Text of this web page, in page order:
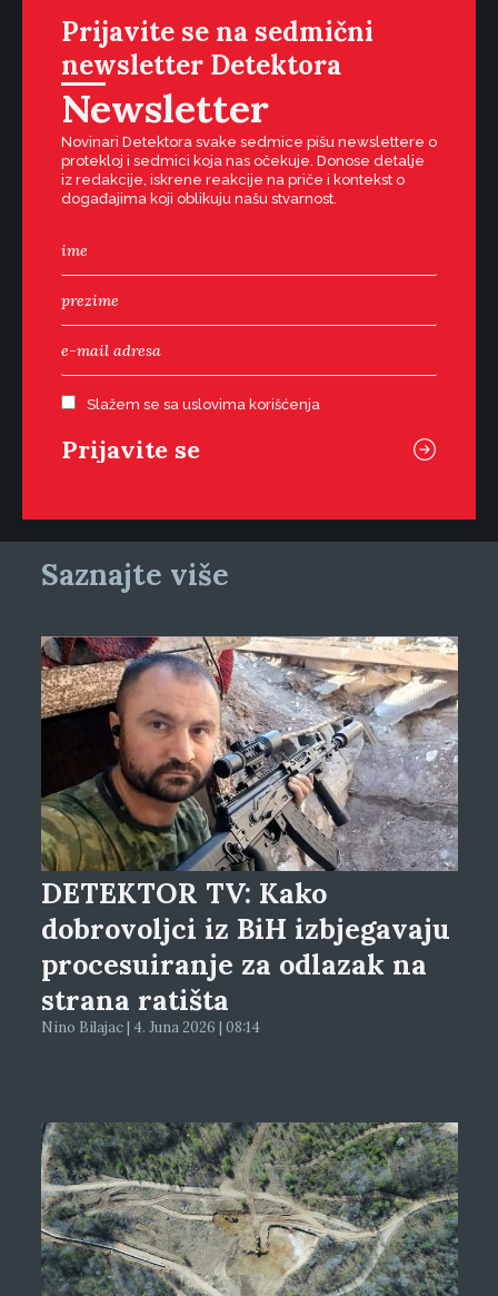
Prijavite se na sedmični
newsletter Detektora
Newsletter
Novinari Detektora svake sedmice pišu newslettere o
protekloj i sedmici koja nas očekuje. Donose detalje
iz redakcije, iskrene reakcije na priče i kontekst o
događajima koji oblikuju našu stvarnost.
Slažem se sa uslovima korišćenja
Saznajte više
DETEKTOR TV: Kako
dobrovoljci iz BiH izbjegavaju
procesuiranje za odlazak na
strana ratišta
Nino Bilajac | 4. Juna 2026 | 08:14